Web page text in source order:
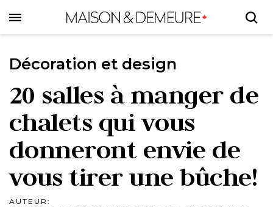
to
main
content
Décoration et design
20 salles à manger de
chalets qui vous
donneront envie de
vous tirer une bûche!
AUTEUR: